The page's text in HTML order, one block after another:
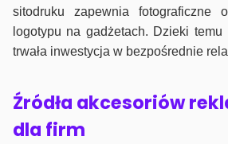
sitodruku zapewnia fotograficzne
logotypu na gadżetach. Dzieki
trwała inwestycja w bezpośrednie
Źródła akcesoriów
dla firm